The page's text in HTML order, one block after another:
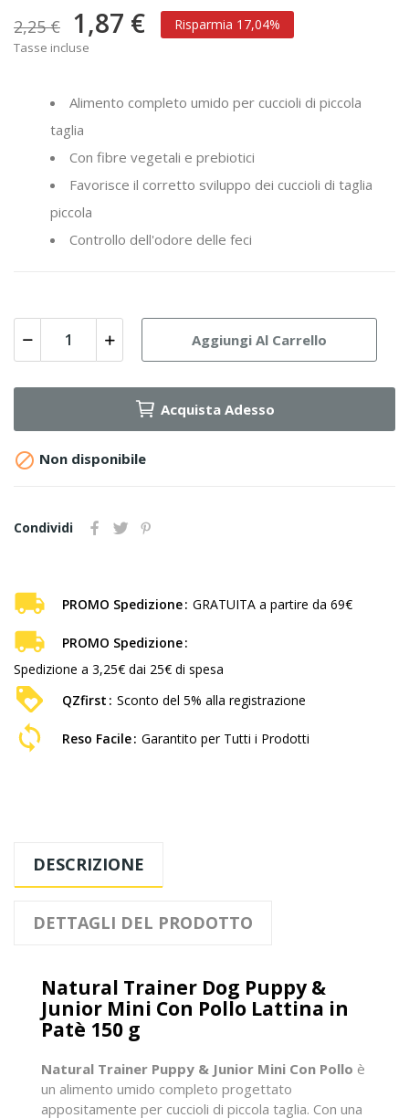
2,25 € 1,87 € Risparmia 17,04%
Tasse incluse
Alimento completo umido per cuccioli di piccola
taglia
Con fibre vegetali e prebiotici
Favorisce il corretto sviluppo dei cuccioli di taglia
piccola
Controllo dell'odore delle feci
Aggiungi Al Carrello
Acquista Adesso
 Non disponibile
Condividi
PROMO Spedizione GRATUITA a partire da 69€
PROMO Spedizione
Spedizione a 3,25€ dai 25€ di spesa
QZfirst
Sconto del 5% alla registrazione
Reso Facile Garantito per Tutti i Prodotti
DESCRIZIONE
DETTAGLI DEL PRODOTTO
Natural Trainer Dog Puppy &
Junior Mini Con Pollo Lattina in
Patè 150 g
Natural Trainer Puppy & Junior Mini Con Pollo è
un alimento umido completo progettato
appositamente per cuccioli di piccola taglia. Con una